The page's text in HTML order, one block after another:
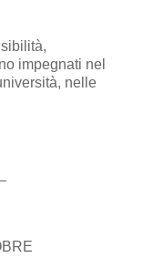
impegnati nel
nelle